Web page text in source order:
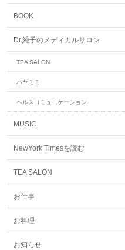
BOOK
Dr.純子のメディカルサロン
TEA SALON
ハヤミミ
ヘルスコミュニケーション
MUSIC
NewYork Timesを読む
TEA SALON
お仕事
お料理
お知らせ